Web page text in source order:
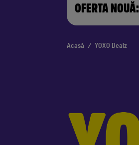
OFERTA NOUĂ:
Acasă / YOXO Dealz